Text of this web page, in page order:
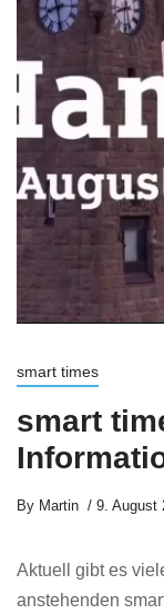
smart times
smart
By Martin 9. August
Aktuell gibt es
anstehenden